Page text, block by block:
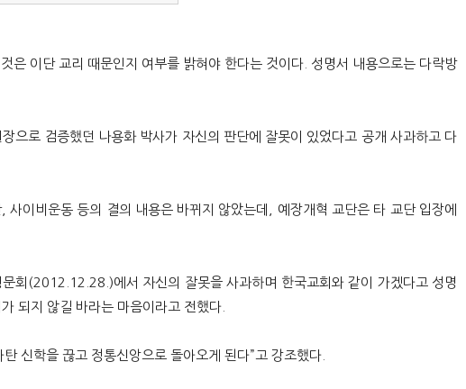
은 이단 교리 때문인지 여부를 밝혀야 한다는 것이다. 성명서 내용으로는 다락방
으로 검증했던 나용화 박사가 자신의 판단에 잘못이 있었다고 공개 사과하고 다
이비운동 등의 결의 내용은 바뀌지 않았는데, 예장개혁 교단은 타 교단 입장에
회(2012.12.28.)에서 자신의 잘못을 사과하며 한국교회와 같이 가겠다고 성명
되지 않길 바라는 마음이라고 전했다.
신학을 끊고 정통신앙으로 돌아오게 된다”고 강조했다.